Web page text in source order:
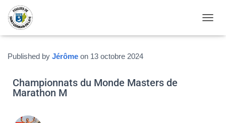
Published by Jérôme on 13 octobre 2024
Championnats du Monde Masters de
Marathon M